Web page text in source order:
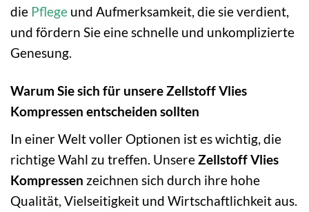
die Pflege und Aufmerksamkeit, die sie verdient,
und fördern Sie eine schnelle und unkomplizierte
Genesung.
Warum Sie sich für unsere Zellstoff Vlies
Kompressen entscheiden sollten
In einer Welt voller Optionen ist es wichtig, die
richtige Wahl zu treffen. Unsere Zellstoff Vlies
Kompressen zeichnen sich durch ihre hohe
Qualität, Vielseitigkeit und Wirtschaftlichkeit aus.